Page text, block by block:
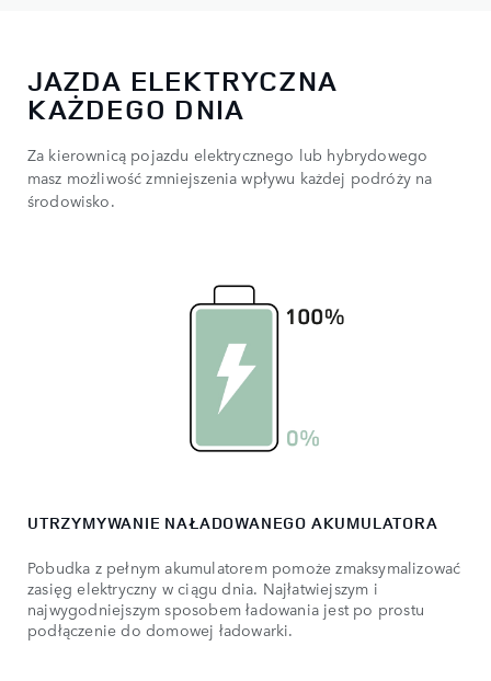
JAZDA ELEKTRYCZNA
KAŻDEGO DNIA
Za kierownicą pojazdu elektrycznego lub hybrydowego
masz możliwość zmniejszenia wpływu każdej podróży na
środowisko.
UTRZYMYWANIE NAŁADOWANEGO AKUMULATORA
Pobudka z pełnym akumulatorem pomoże zmaksymalizować
zasięg elektryczny w ciągu dnia. Najłatwiejszym i
najwygodniejszym sposobem ładowania jest po prostu
podłączenie do domowej ładowarki.